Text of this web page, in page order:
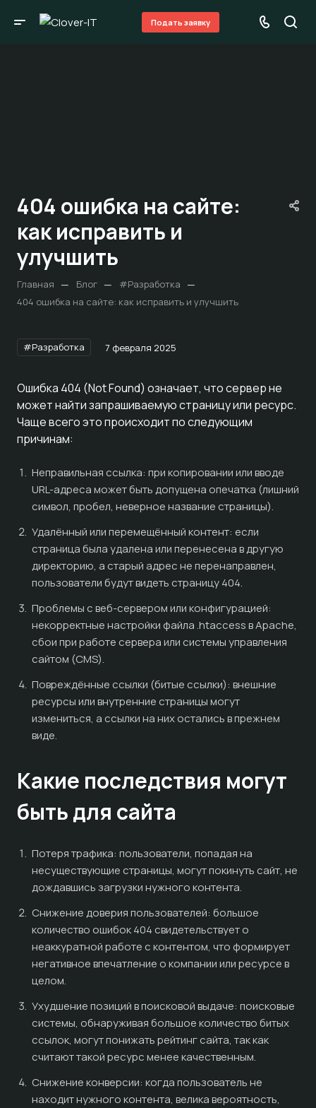
Подать заявку
404 ошибка на сайте:
как исправить и
улучшить
Главная — Блог — #Разработка —
404 ошибка на сайте: как исправить и улучшить
#Разработка 7 февраля 2025
Ошибка 404 (Not Found) означает, что сервер не
может найти запрашиваемую страницу или ресурс.
Чаще всего это происходит по следующим
причинам:
Неправильная ссылка: при копировании или вводе
URL-адреса может быть допущена опечатка (лишний
символ, пробел, неверное название страницы).
Удалённый или перемещённый контент: если
страница была удалена или перенесена в другую
директорию, а старый адрес не перенаправлен,
пользователи будут видеть страницу 404.
Проблемы с веб-сервером или конфигурацией:
некорректные настройки файла .htaccess в Apache,
сбои при работе сервера или системы управления
сайтом (CMS).
Повреждённые ссылки (битые ссылки): внешние
ресурсы или внутренние страницы могут
измениться, а ссылки на них остались в прежнем
виде.
Какие последствия могут
быть для сайта
Потеря трафика: пользователи, попадая на
несуществующие страницы, могут покинуть сайт, не
дождавшись загрузки нужного контента.
Снижение доверия пользователей: большое
количество ошибок 404 свидетельствует о
неаккуратной работе с контентом, что формирует
негативное впечатление о компании или ресурсе в
целом.
Ухудшение позиций в поисковой выдаче: поисковые
системы, обнаруживая большое количество битых
ссылок, могут понижать рейтинг сайта, так как
считают такой ресурс менее качественным.
Снижение конверсии: когда пользователь не
находит нужного контента, велика вероятность,